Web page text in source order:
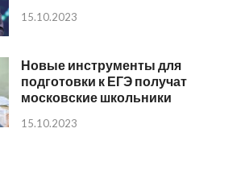
15.10.2023
Новые инструменты для
подготовки к ЕГЭ получат
московские школьники
15.10.2023